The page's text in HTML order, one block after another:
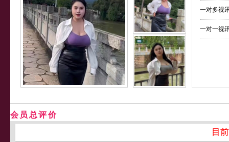
一对多视
一对一视
会员总评价
目